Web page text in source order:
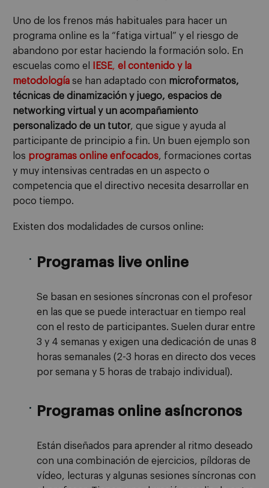
Uno de los frenos más habituales para hacer un
programa online es la “fatiga virtual” y el riesgo de
abandono por estar haciendo la formación solo. En
escuelas como el
IESE, el contenido y la
metodología se han adaptado con microformatos,
técnicas de dinamización y juego, espacios de
networking virtual y un acompañamiento
personalizado de un tutor, que sigue y ayuda al
participante de principio a fin. Un buen ejemplo son
los programas online enfocados, formaciones cortas
y muy intensivas centradas en un aspecto o
competencia que el directivo necesita desarrollar en
poco tiempo.
Existen dos modalidades de cursos online:
Programas live online
Se basan en sesiones síncronas con el profesor
en las que se puede interactuar en tiempo real
con el resto de participantes. Suelen durar entre
3 y 4 semanas y exigen una dedicación de unas 8
horas semanales (2-3 horas en directo dos veces
por semana y 5 horas de trabajo individual).
Programas online asíncronos
Están diseñados para aprender al ritmo deseado
con una combinación de ejercicios, píldoras de
vídeo, lecturas y algunas sesiones síncronas con